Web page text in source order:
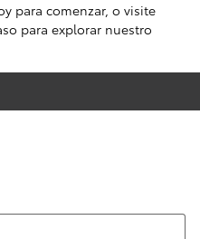
para comenzar, o visite
para explorar nuestro